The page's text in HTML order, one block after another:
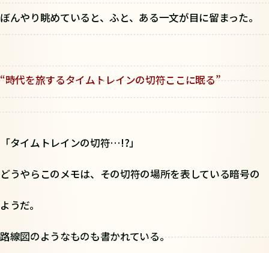
ぼんやり眺めていると、ふと、ある一文が目に留まった。
“時代を旅するタイムトレインの切符ここに眠る”
「タイムトレインの切符…!?」
どうやらこのメモは、その切符の場所を表している暗号の
ようだ。
路線図のようなものも書かれている。